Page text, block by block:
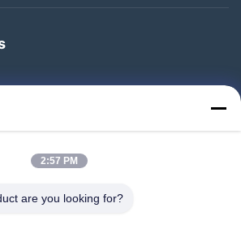
2:57 PM
are you looking for?